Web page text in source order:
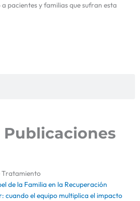
pacientes y familias que sufran esta
Tratamiento
de la Familia en la Recuperación
cuando el equipo multiplica el impacto